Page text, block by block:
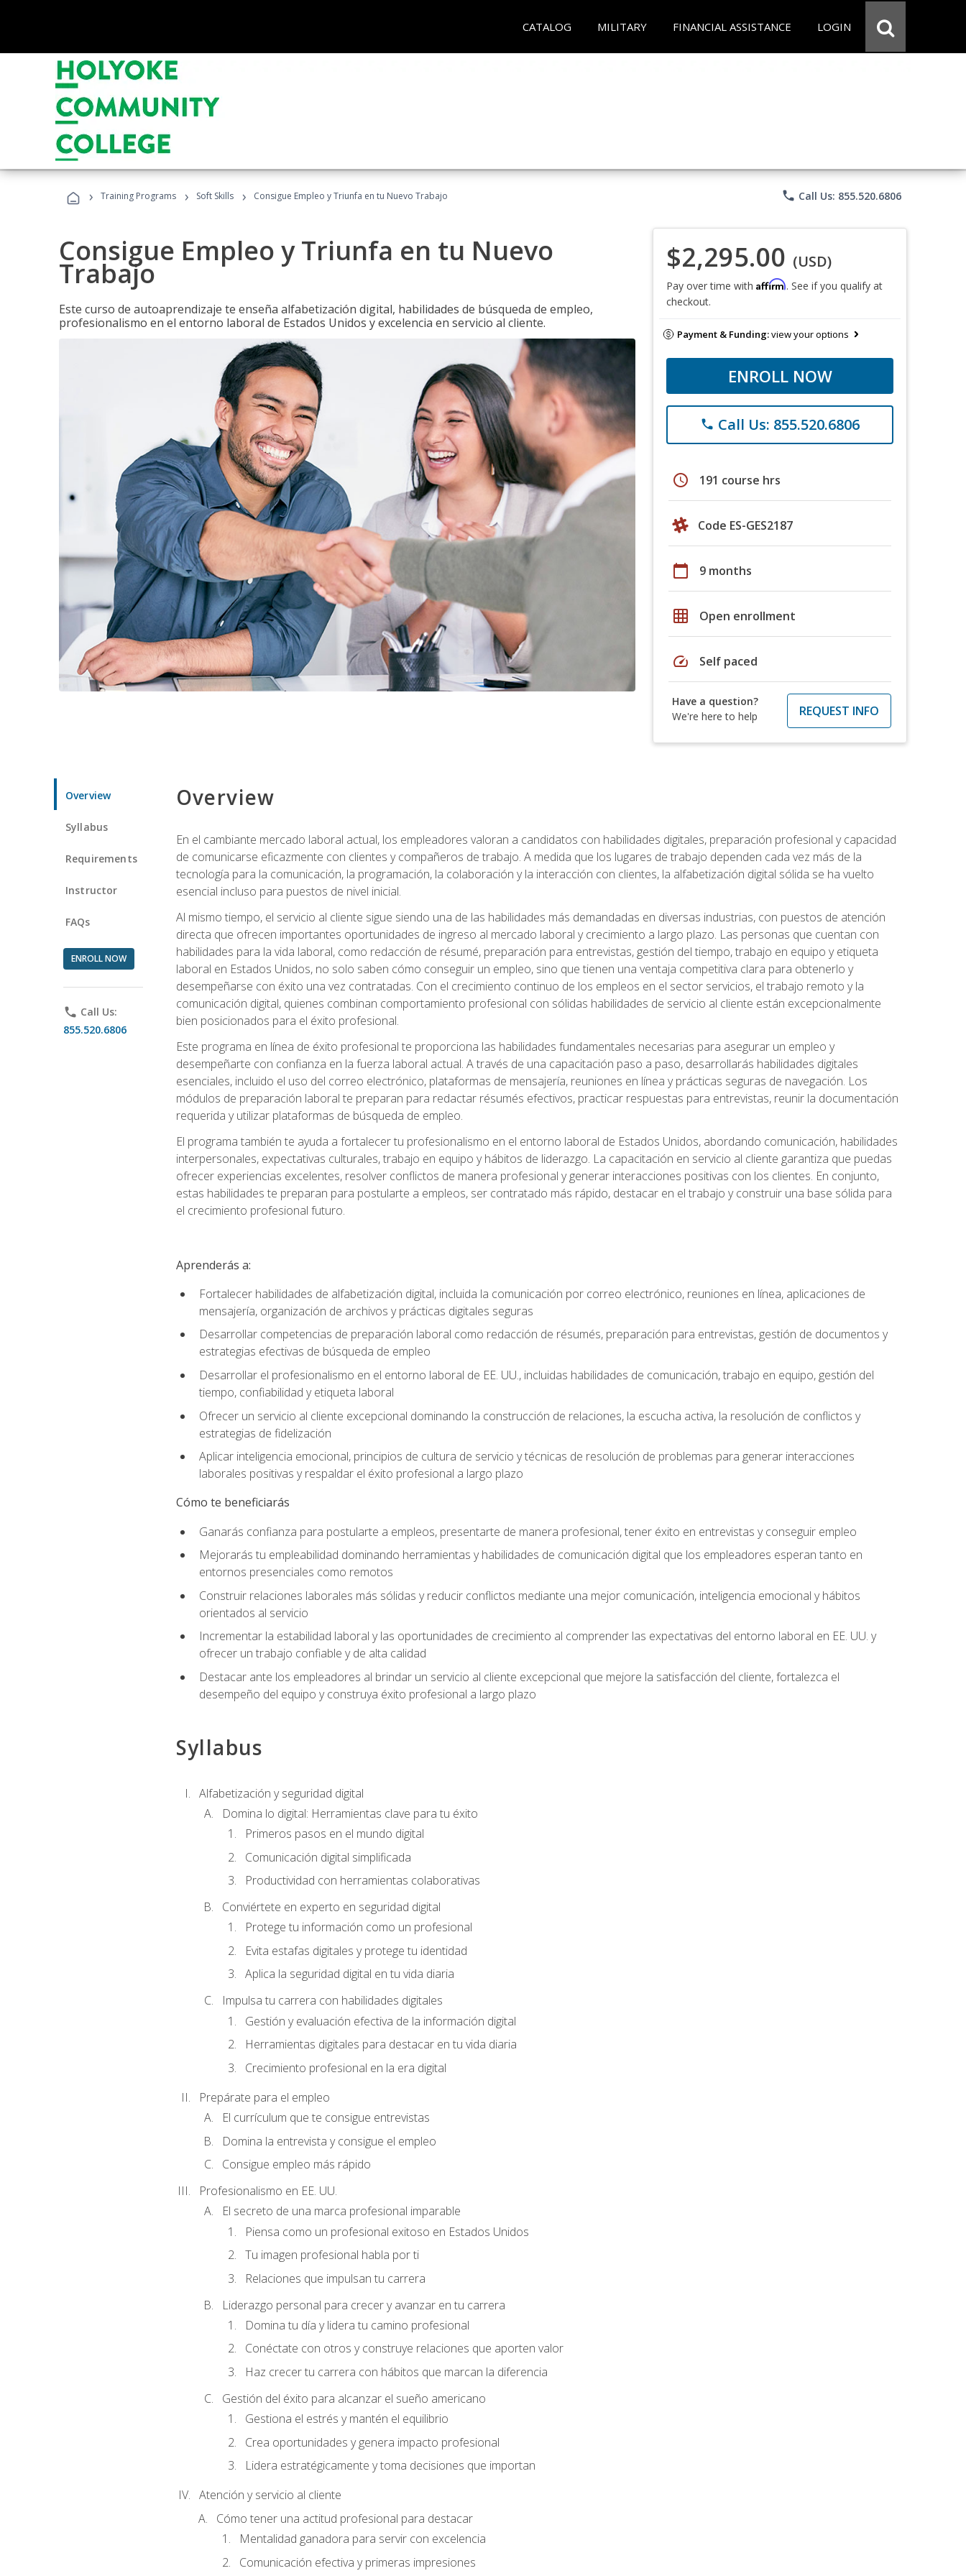
CATALOG MILITARY FINANCIAL ASSISTANCE LOGIN
› Training Programs › Soft Skills › Consigue Empleo y Triunfa en tu Nuevo Trabajo phone Call Us: 855.520.6806
Consigue Empleo y Triunfa en tu Nuevo
Trabajo
Este curso de autoaprendizaje te enseña alfabetización digital, habilidades de búsqueda de empleo,
profesionalismo en el entorno laboral de Estados Unidos y excelencia en servicio al cliente.
$2,295.00 (USD)
Pay over time with Affirm. See if you qualify at
checkout.
Payment & Funding:view your options
ENROLL NOW
phone Call Us: 855.520.6806
schedule 191 course hrs
Code ES-GES2187
calendar_today 9 months
grid_on Open enrollment
speed Self paced
Have a question?
We're here to help
REQUEST INFO
Overview
Syllabus
Requirements
Instructor
FAQs
ENROLL NOW
phone Call Us:
855.520.6806
Overview
En el cambiante mercado laboral actual, los empleadores valoran a candidatos con habilidades digitales, preparación profesional y capacidad
de comunicarse eficazmente con clientes y compañeros de trabajo. A medida que los lugares de trabajo dependen cada vez más de la
tecnología para la comunicación, la programación, la colaboración y la interacción con clientes, la alfabetización digital sólida se ha vuelto
esencial incluso para puestos de nivel inicial.
Al mismo tiempo, el servicio al cliente sigue siendo una de las habilidades más demandadas en diversas industrias, con puestos de atención
directa que ofrecen importantes oportunidades de ingreso al mercado laboral y crecimiento a largo plazo. Las personas que cuentan con
habilidades para la vida laboral, como redacción de résumé, preparación para entrevistas, gestión del tiempo, trabajo en equipo y etiqueta
laboral en Estados Unidos, no solo saben cómo conseguir un empleo, sino que tienen una ventaja competitiva clara para obtenerlo y
desempeñarse con éxito una vez contratadas. Con el crecimiento continuo de los empleos en el sector servicios, el trabajo remoto y la
comunicación digital, quienes combinan comportamiento profesional con sólidas habilidades de servicio al cliente están excepcionalmente
bien posicionados para el éxito profesional.
Este programa en línea de éxito profesional te proporciona las habilidades fundamentales necesarias para asegurar un empleo y
desempeñarte con confianza en la fuerza laboral actual. A través de una capacitación paso a paso, desarrollarás habilidades digitales
esenciales, incluido el uso del correo electrónico, plataformas de mensajería, reuniones en línea y prácticas seguras de navegación. Los
módulos de preparación laboral te preparan para redactar résumés efectivos, practicar respuestas para entrevistas, reunir la documentación
requerida y utilizar plataformas de búsqueda de empleo.
El programa también te ayuda a fortalecer tu profesionalismo en el entorno laboral de Estados Unidos, abordando comunicación, habilidades
interpersonales, expectativas culturales, trabajo en equipo y hábitos de liderazgo. La capacitación en servicio al cliente garantiza que puedas
ofrecer experiencias excelentes, resolver conflictos de manera profesional y generar interacciones positivas con los clientes. En conjunto,
estas habilidades te preparan para postularte a empleos, ser contratado más rápido, destacar en el trabajo y construir una base sólida para
el crecimiento profesional futuro.
Aprenderás a:
Fortalecer habilidades de alfabetización digital, incluida la comunicación por correo electrónico, reuniones en línea, aplicaciones de
mensajería, organización de archivos y prácticas digitales seguras
Desarrollar competencias de preparación laboral como redacción de résumés, preparación para entrevistas, gestión de documentos y
estrategias efectivas de búsqueda de empleo
Desarrollar el profesionalismo en el entorno laboral de EE. UU., incluidas habilidades de comunicación, trabajo en equipo, gestión del
tiempo, confiabilidad y etiqueta laboral
Ofrecer un servicio al cliente excepcional dominando la construcción de relaciones, la escucha activa, la resolución de conflictos y
estrategias de fidelización
Aplicar inteligencia emocional, principios de cultura de servicio y técnicas de resolución de problemas para generar interacciones
laborales positivas y respaldar el éxito profesional a largo plazo
Cómo te beneficiarás
Ganarás confianza para postularte a empleos, presentarte de manera profesional, tener éxito en entrevistas y conseguir empleo
Mejorarás tu empleabilidad dominando herramientas y habilidades de comunicación digital que los empleadores esperan tanto en
entornos presenciales como remotos
Construir relaciones laborales más sólidas y reducir conflictos mediante una mejor comunicación, inteligencia emocional y hábitos
orientados al servicio
Incrementar la estabilidad laboral y las oportunidades de crecimiento al comprender las expectativas del entorno laboral en EE. UU. y
ofrecer un trabajo confiable y de alta calidad
Destacar ante los empleadores al brindar un servicio al cliente excepcional que mejore la satisfacción del cliente, fortalezca el
desempeño del equipo y construya éxito profesional a largo plazo
Syllabus
Alfabetización y seguridad digital
Domina lo digital: Herramientas clave para tu éxito
Primeros pasos en el mundo digital
Comunicación digital simplificada
Productividad con herramientas colaborativas
Conviértete en experto en seguridad digital
Protege tu información como un profesional
Evita estafas digitales y protege tu identidad
Aplica la seguridad digital en tu vida diaria
Impulsa tu carrera con habilidades digitales
Gestión y evaluación efectiva de la información digital
Herramientas digitales para destacar en tu vida diaria
Crecimiento profesional en la era digital
Prepárate para el empleo
El currículum que te consigue entrevistas
Domina la entrevista y consigue el empleo
Consigue empleo más rápido
Profesionalismo en EE. UU.
El secreto de una marca profesional imparable
Piensa como un profesional exitoso en Estados Unidos
Tu imagen profesional habla por ti
Relaciones que impulsan tu carrera
Liderazgo personal para crecer y avanzar en tu carrera
Domina tu día y lidera tu camino profesional
Conéctate con otros y construye relaciones que aporten valor
Haz crecer tu carrera con hábitos que marcan la diferencia
Gestión del éxito para alcanzar el sueño americano
Gestiona el estrés y mantén el equilibrio
Crea oportunidades y genera impacto profesional
Lidera estratégicamente y toma decisiones que importan
Atención y servicio al cliente
Cómo tener una actitud profesional para destacar
Mentalidad ganadora para servir con excelencia
Comunicación efectiva y primeras impresiones